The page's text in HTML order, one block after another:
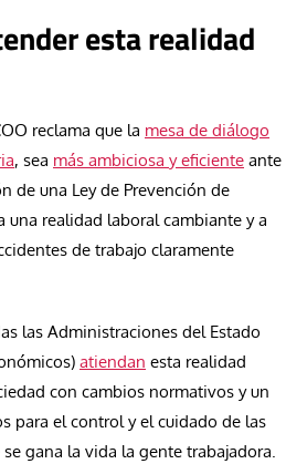
esta realidad
reclama que la mesa de diálogo
, sea más ambiciosa y eficiente ante
de una Ley de Prevención de
una realidad laboral cambiante y a
de trabajo claramente
las Administraciones del Estado
atiendan esta realidad
con cambios normativos y un
para el control y el cuidado de las
gana la vida la gente trabajadora.